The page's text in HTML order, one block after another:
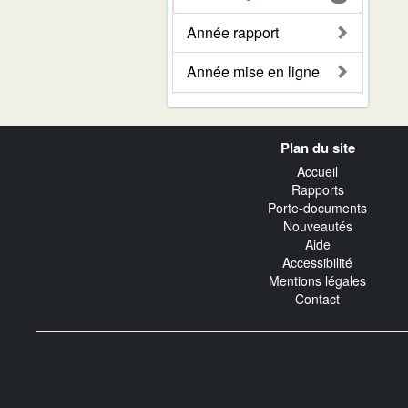
Année rapport
Année mise en ligne
Plan du site
Accueil
Rapports
Porte-documents
Nouveautés
Aide
Accessibilité
Mentions légales
Contact